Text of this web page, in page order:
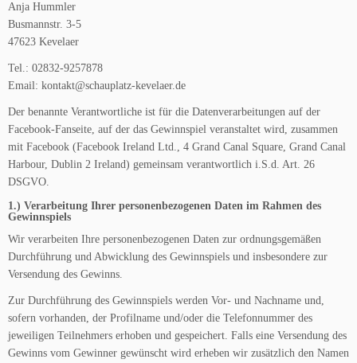
Anja Hummler
Busmannstr. 3-5
47623 Kevelaer
Tel.: 02832-9257878
Email: kontakt@schauplatz-kevelaer.de
Der benannte Verantwortliche ist für die Datenverarbeitungen auf der
Facebook-Fanseite, auf der das Gewinnspiel veranstaltet wird, zusammen
mit Facebook (Facebook Ireland Ltd., 4 Grand Canal Square, Grand Canal
Harbour, Dublin 2 Ireland) gemeinsam verantwortlich i.S.d. Art. 26
DSGVO.
1.) Verarbeitung Ihrer personenbezogenen Daten im Rahmen des
Gewinnspiels
Wir verarbeiten Ihre personenbezogenen Daten zur ordnungsgemäßen
Durchführung und Abwicklung des Gewinnspiels und insbesondere zur
Versendung des Gewinns.
Zur Durchführung des Gewinnspiels werden Vor- und Nachname und,
sofern vorhanden, der Profilname und/oder die Telefonnummer des
jeweiligen Teilnehmers erhoben und gespeichert. Falls eine Versendung des
Gewinns vom Gewinner gewünscht wird erheben wir zusätzlich den Namen